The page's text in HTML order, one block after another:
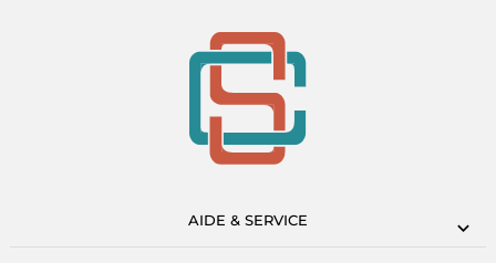
AIDE & SERVICE